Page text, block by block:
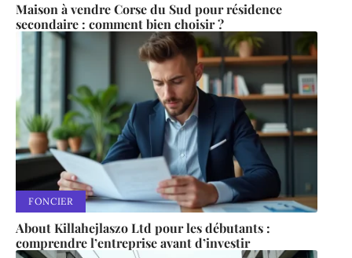
Maison à vendre Corse du Sud pour résidence
secondaire : comment bien choisir ?
FONCIER
About Killahejlaszo Ltd pour les débutants :
comprendre l’entreprise avant d’investir